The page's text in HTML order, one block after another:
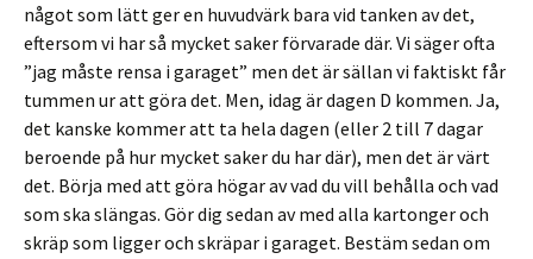
något som lätt ger en huvudvärk bara vid tanken av det,
eftersom vi har så mycket saker förvarade där. Vi säger ofta
”jag måste rensa i garaget” men det är sällan vi faktiskt får
tummen ur att göra det. Men, idag är dagen D kommen. Ja,
det kanske kommer att ta hela dagen (eller 2 till 7 dagar
beroende på hur mycket saker du har där), men det är värt
det. Börja med att göra högar av vad du vill behålla och vad
som ska slängas. Gör dig sedan av med alla kartonger och
skräp som ligger och skräpar i garaget. Bestäm sedan om